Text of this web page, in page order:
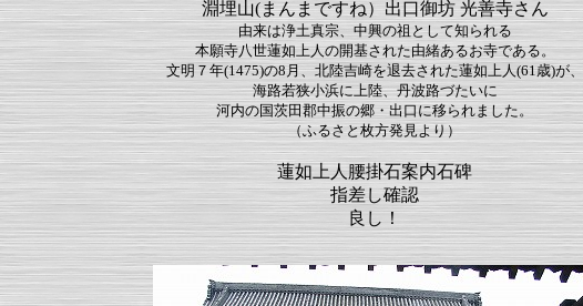
淵埋山(まんまですね）出口御坊 光善寺さん
由来は浄土真宗、中興の祖として知られる
本願寺八世蓮如上人の開基された由緒あるお寺である。
文明７年(1475)の8月、北陸吉崎を退去された蓮如上人(61歳)が、
海路若狭小浜に上陸、丹波路づたいに
河内の国茨田郡中振の郷・出口に移られました。
（ふるさと枚方発見より）
蓮如上人腰掛石案内石碑
指差し確認
良し！